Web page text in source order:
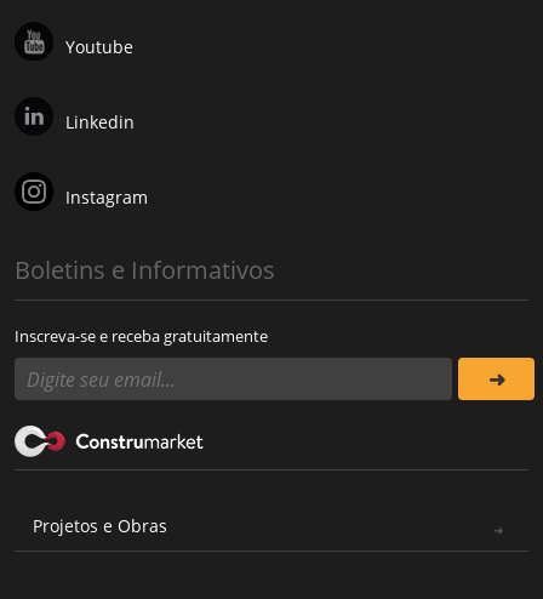
Youtube
Linkedin
Instagram
Boletins e Informativos
Inscreva-se e receba gratuitamente
Projetos e Obras